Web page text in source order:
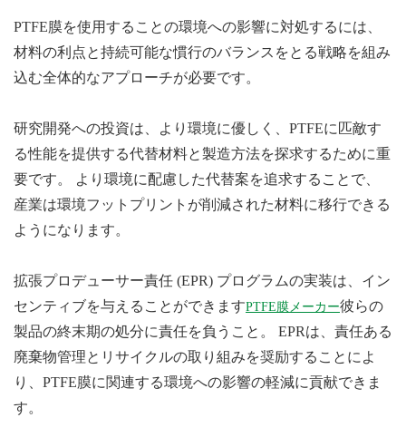
PTFE膜を使用することの環境への影響に対処するには、
材料の利点と持続可能な慣行のバランスをとる戦略を組み
込む全体的なアプローチが必要です。
研究開発への投資は、より環境に優しく、PTFEに匹敵す
る性能を提供する代替材料と製造方法を探求するために重
要です。 より環境に配慮した代替案を追求することで、
産業は環境フットプリントが削減された材料に移行できる
ようになります。
拡張プロデューサー責任 (EPR) プログラムの実装は、イン
センティブを与えることができますPTFE膜メーカー彼らの
製品の終末期の処分に責任を負うこと。 EPRは、責任ある
廃棄物管理とリサイクルの取り組みを奨励することによ
り、PTFE膜に関連する環境への影響の軽減に貢献できま
す。